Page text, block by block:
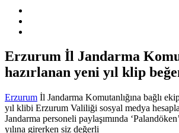
Erzurum İl Jandarma
hazırlanan yeni yıl klip
Erzurum İl Jandarma Komutanlığına bağlı
yıl klibi Erzurum Valiliği sosyal medya
Jandarma personeli paylaşımında
yılına girerken siz değerli